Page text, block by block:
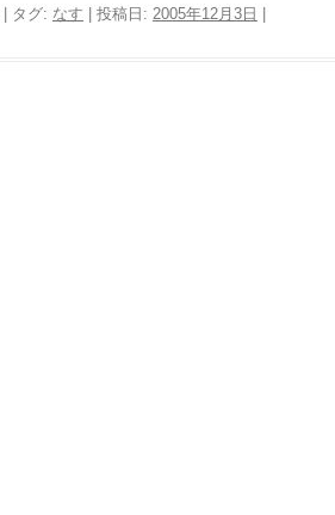
| タグ: なす | 投稿日: 2005年12月3日